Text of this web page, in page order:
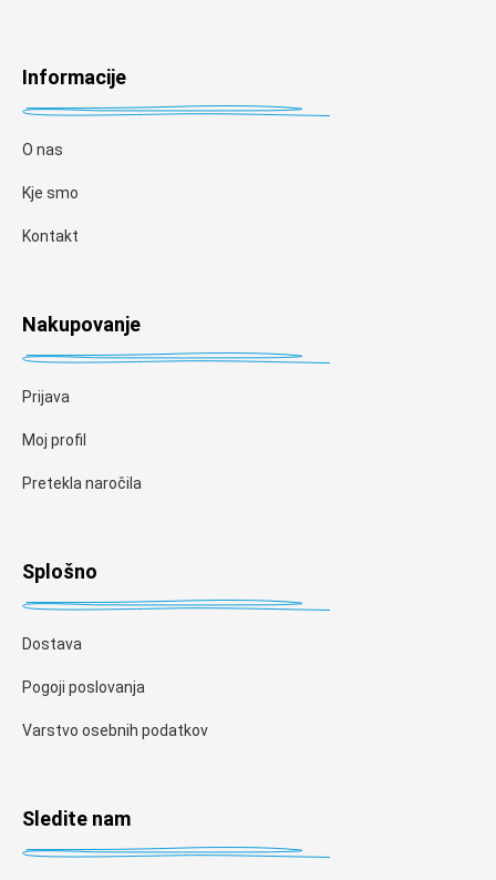
Informacije
O nas
Kje smo
Kontakt
Nakupovanje
Prijava
Moj profil
Pretekla naročila
Splošno
Dostava
Pogoji poslovanja
Varstvo osebnih podatkov
Sledite nam